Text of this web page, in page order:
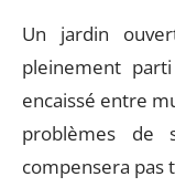
Un jardin
pleinement
encaissé entre
problèmes de
compensera pas